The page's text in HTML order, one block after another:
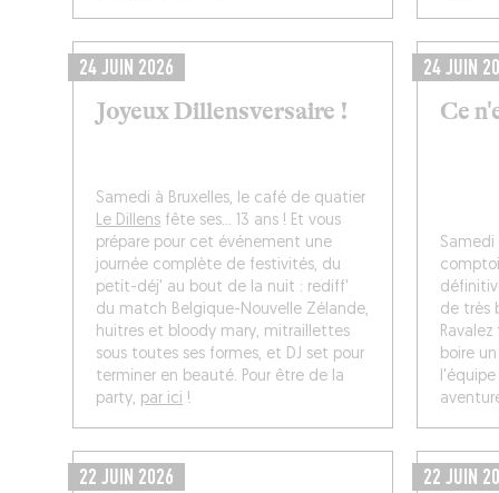
24 JUIN 2026
Joyeux Dillensversaire !
Samedi à Bruxelles, le café de quatier
Le Dillens fête ses... 13 ans ! Et vous
prépare pour cet événement une
journée complète de festivités, du
petit-déj' au bout de la nuit : rediff'
du match Belgique-Nouvelle Zélande,
huitres et bloody mary, mitraillettes
sous toutes ses formes, et DJ set pour
terminer en beauté. Pour être de la
party, par ici !
24 JUIN
Ce
Samedi
de très
boire
l'équipe
22 JUIN 2026 22 JUIN